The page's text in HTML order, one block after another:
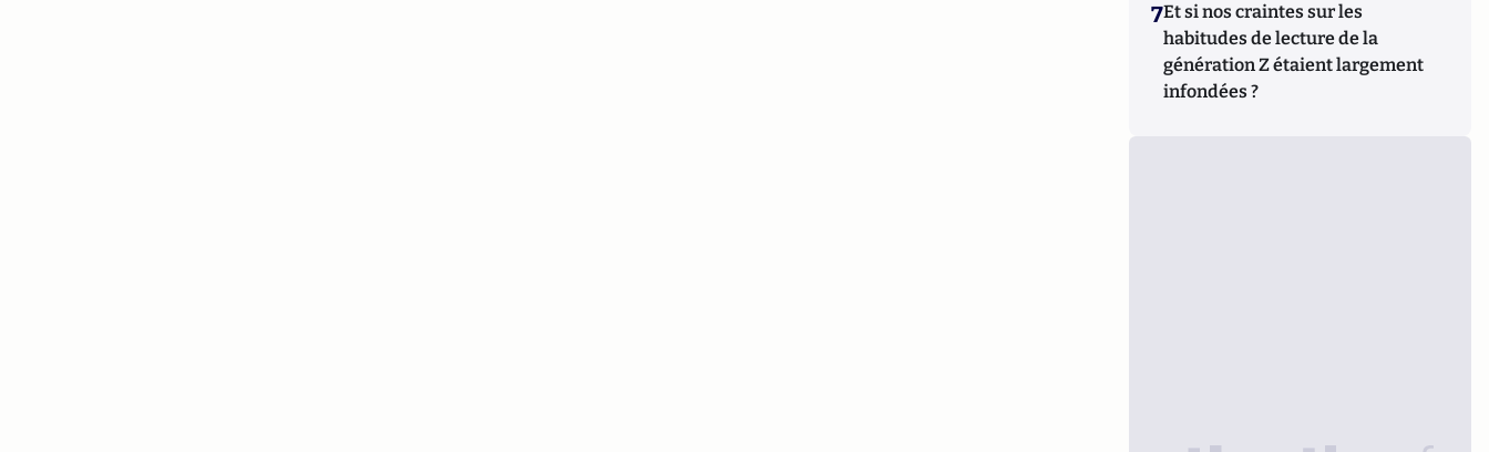
7Et si nos craintes sur les
habitudes de lecture de la
génération Z étaient largement
infondées ?